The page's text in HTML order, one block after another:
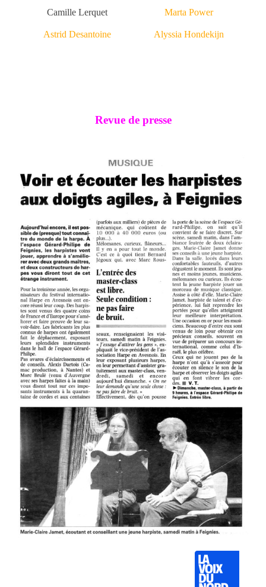
Camille Lerquet Marta Power
Astrid Desantoine Alyssia Hondekijn
Revue de presse